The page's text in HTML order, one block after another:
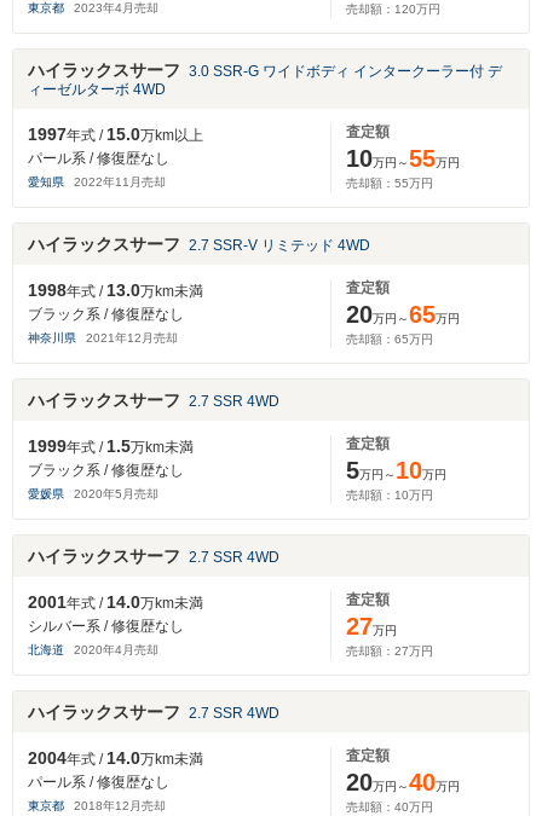
東京都 2023年4月売却
売却額： 120万円
ハイラックスサーフ 3.0 SSR-G ワイドボディ インタークーラー付 デ
ィーゼルターボ 4WD
1997年式 /15.0万km以上
パール系 / 修復歴なし
愛知県 2022年11 月売却
査定額
10万円～55万円
売却額： 55万円
ハイラックスサーフ 2.7 SSR-V リミテッド 4WD
1998年式 /13.0万km未満
ブラック系 / 修復歴なし
神奈川県 2021年12 月売却
査定額
20万円～65万円
売却額： 65万円
ハイラックスサーフ 2.7 SSR 4WD
1999年式 /1.5万km未満
ブラック系 / 修復歴なし
愛媛県 2020年5 月売却
査定額
5万円～ 10万円
売却額： 10万円
ハイラックスサーフ 2.7 SSR 4WD
2001年式 /14.0万km未満
シルバー系 / 修復歴なし
北海道 2020年4月売却
査定額
27万円
売却額： 27万円
ハイラックスサーフ 2.7 SSR 4WD
2004年式 /14.0万km未満
パール系 / 修復歴なし
東京都 2018年12 月売却
査定額
20万円～40万円
売却額： 40万円